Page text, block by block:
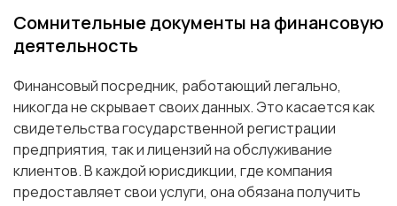
Сомнительные документы на финансовую
деятельность
Финансовый посредник, работающий легально,
никогда не скрывает своих данных. Это касается как
свидетельства государственной регистрации
предприятия, так и лицензий на обслуживание
клиентов. В каждой юрисдикции, где компания
предоставляет свои услуги, она обязана получить